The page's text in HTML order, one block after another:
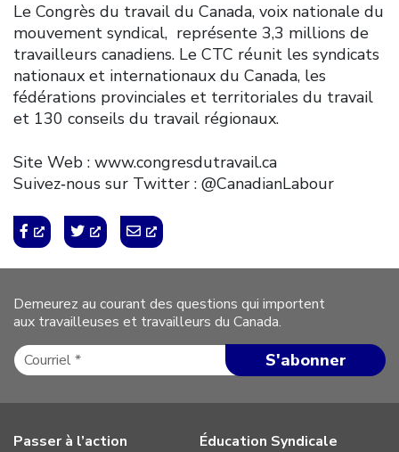
Le Congrès du travail du Canada, voix nationale du
mouvement syndical, représente 3,3 millions de
travailleurs canadiens. Le CTC réunit les syndicats
nationaux et internationaux du Canada, les
fédérations provinciales et territoriales du travail
et 130 conseils du travail régionaux.
Site Web : www.congresdutravail.ca
Suivez‑nous sur Twitter : @CanadianLabour
Demeurez au courant des questions qui importent
aux travailleuses et travailleurs du Canada.
Passer à l’action
Éducation Syndicale